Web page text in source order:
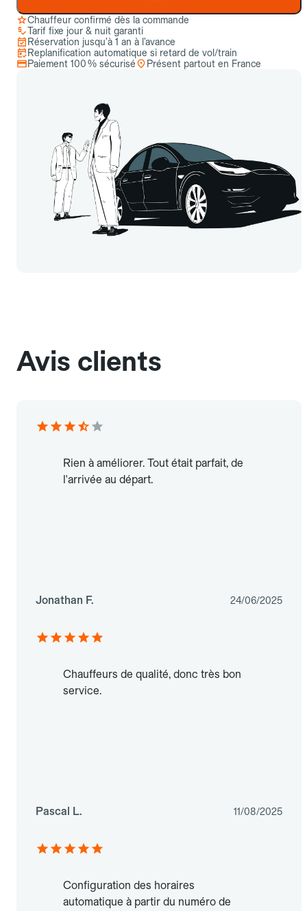
Chauffeur confirmé dès la commande
Tarif fixe jour & nuit garanti
Réservation jusqu’à 1 an à l’avance
Replanification automatique si retard de vol/train
Paiement 100 % sécurisé
Présent partout en France
Avis clients
Rien à améliorer. Tout était parfait, de
l'arrivée au départ.
Jonathan F. 24/06/2025
Chauffeurs de qualité, donc très bon
service.
Pascal L. 11/08/2025
Configuration des horaires
automatique à partir du numéro de